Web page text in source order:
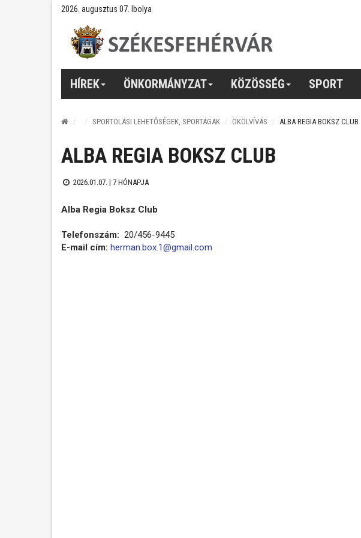
2026. augusztus 07. Ibolya
HÍREK ÖNKORMÁNYZAT KÖZÖSSÉG SPORT
SPORTOLÁSI LEHETŐSÉGEK, SPORTÁGAK ÖKÖLVÍVÁS ALBA REGIA BOKSZ CLUB
ALBA REGIA BOKSZ CLUB
2026.01.07. | 7 HÓNAPJA
Alba Regia Boksz Club
Telefonszám: 20/456-9445
E-mail cím: herman.box.1@gmail.com